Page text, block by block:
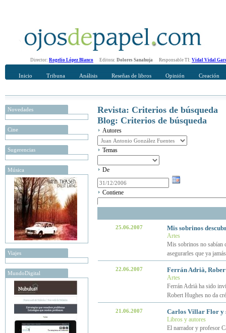
Director: Rogelio López Blanco Editora: Dolores Sanahuja Responsable TI: Vidal Vidal
Inicio Tribuna Análisis Reseñas de libros Opinión Creación
Novedades
Cine
Sugerencias
Música
Viajes
MundoDigital
Revista: Criterios de búsqueda
Blog: Criterios de búsqueda
Autores
Temas
De
Contiene
25.06.2007 Mis sobrinos
Artes
Mis sobrinos no sabían
asegurarles que ya
22.06.2007 Ferrán Adrià,
Artes
Ferrán Adrià ha sido
Robert Hughes no da
21.06.2007 Carlos Villar Flor y
Libros y autores
El narrador y profesor